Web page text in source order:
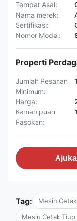
Tempat Asal:
Nama merek:
Sertifikasi:
Nomor Model:
Properti
Jumlah Pesanan
Minimum:
Harga:
Kemampuan
Pasokan:
Tag: Mesin
Mesin Cetak